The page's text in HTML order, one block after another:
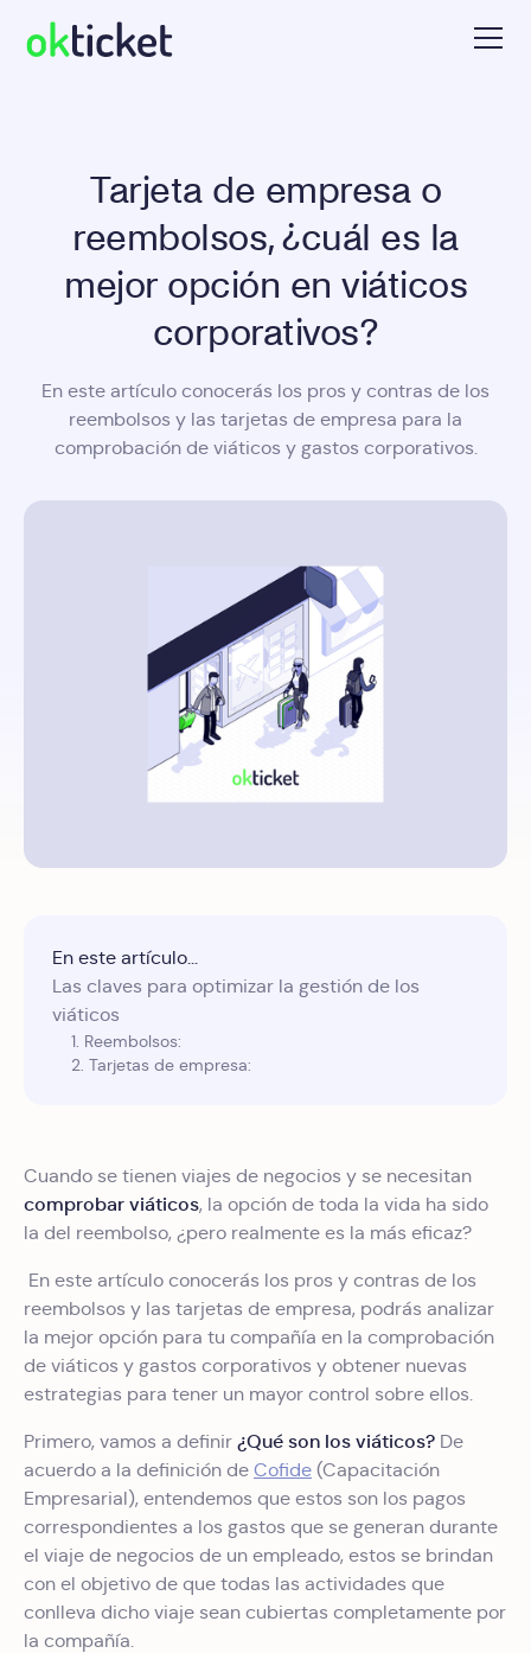
Tarjeta de empresa o
reembolsos, ¿cuál es la
mejor opción en viáticos
corporativos?
En este artículo conocerás los pros y contras de los
reembolsos y las tarjetas de empresa para la
comprobación de viáticos y gastos corporativos.
En este artículo...
Las claves para optimizar la gestión de los
viáticos
1. Reembolsos:
2. Tarjetas de empresa:
Cuando se tienen viajes de negocios y se necesitan
comprobar viáticos, la opción de toda la vida ha sido
la del reembolso, ¿pero realmente es la más eficaz?
En este artículo conocerás los pros y contras de los
reembolsos y las tarjetas de empresa, podrás analizar
la mejor opción para tu compañía en la comprobación
de viáticos y gastos corporativos y obtener nuevas
estrategias para tener un mayor control sobre ellos.
Primero, vamos a definir ¿Qué son los viáticos? De
acuerdo a la definición de Cofide (Capacitación
Empresarial), entendemos que estos son los pagos
correspondientes a los gastos que se generan durante
el viaje de negocios de un empleado, estos se brindan
con el objetivo de que todas las actividades que
conlleva dicho viaje sean cubiertas completamente por
la compañía.